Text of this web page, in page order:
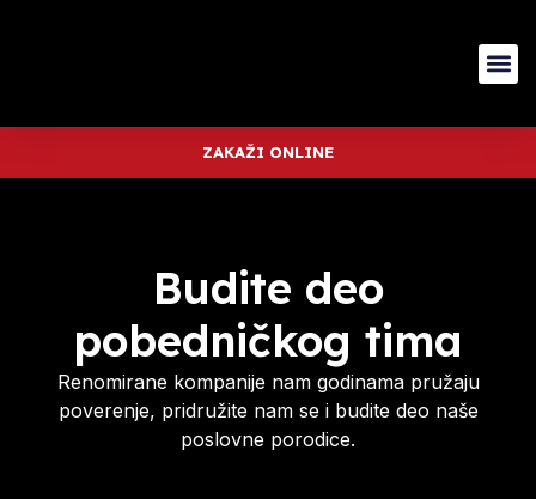
ZAKAŽI ONLINE
Budite deo
pobedničkog tima
Renomirane kompanije nam godinama pružaju
poverenje, pridružite nam se i budite deo naše
poslovne porodice.